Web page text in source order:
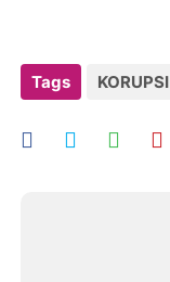
Tags KORUPSI